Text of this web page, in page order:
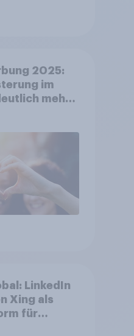
2025:
im
mehr
LinkedIn
Xing als
für